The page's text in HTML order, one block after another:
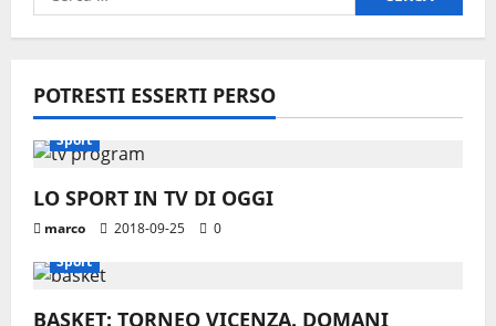
per:
POTRESTI ESSERTI PERSO
Sport
LO SPORT IN TV DI OGGI
marco 2018-09-25
0
Sport
BASKET: TORNEO VICENZA. DOMANI